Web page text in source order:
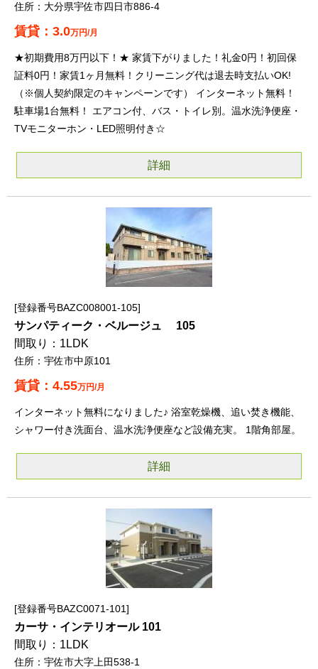
大分県宇佐市四日市886-4
3.0万円/月
★初期費用8万円以下！★ 家賃下がりました！礼金0円！初回保
証料0円！家賃1ヶ月無料！クリーニング代は退去時支払いOK!
（※個人契約限定のキャンペーンです） インターネット無料！
駐車場1台無料！ エアコン付、バス・トイレ別。温水洗浄便座・
TVモニターホン・LED照明付き☆
詳細
登録番号BAZC008001-105
サンパティーク・ベルージュ 105
1LDK
宇佐市中原101
4.55万円/月
インターネット無料になりました♪ 浴室乾燥機、追い焚き機能、
シャワー付き洗面台、温水洗浄便座など設備充実。 1階角部屋。
詳細
登録番号BAZC0071-101
カーサ・インテリオール 101
1LDK
宇佐市大字上田538-1